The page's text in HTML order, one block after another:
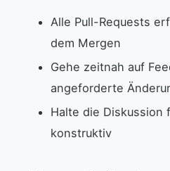
Alle Pull-Requests
dem Mergen
Gehe zeitnah auf
angeforderte
Halte die Diskussion
konstruktiv